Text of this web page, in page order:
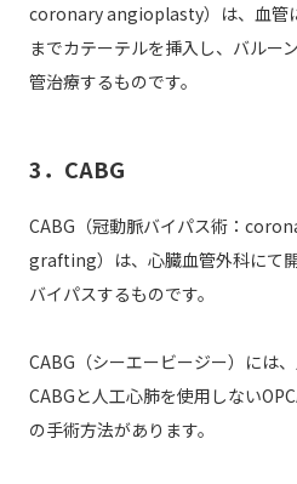
coronary angioplasty）は、血管
までカテーテルを挿入し、バルー
管治療するものです。
3．CABG
CABG（冠動脈バイパス術：
grafting）は、心臓血管外科にて
バイパスするものです。
CABG（シーエービージー）には
CABGと人工心肺を使用しない
の手術方法があります。